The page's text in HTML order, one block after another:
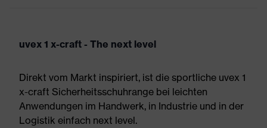
uvex 1 x-craft - The next level
Direkt vom Markt inspiriert, ist die sportliche uvex 1
x-craft Sicherheitsschuhrange bei leichten
Anwendungen im Handwerk, in Industrie und in der
Logistik einfach next level.